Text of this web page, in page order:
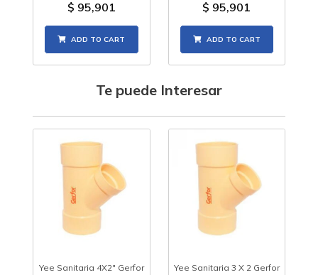
$ 95,901
ADD TO CART
$ 95,901
ADD TO CART
Te puede Interesar
Yee Sanitaria 4X2" Gerfor Yee Sanitaria 3 X 2 Gerfor